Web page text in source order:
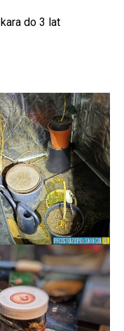
do 3 lat